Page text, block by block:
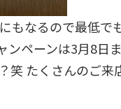
もなるので最低で
ペーンは3月8日
笑 たくさんのご来